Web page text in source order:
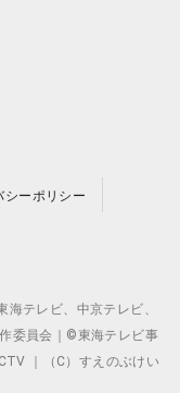
シーポリシー
テレビ、中京テレビ、
委員会｜©東海テレビ事
｜（C）すえのぶけい